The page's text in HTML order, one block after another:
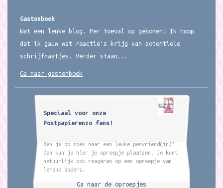
Gastenboek
Wat een leuke blog. Per toeval op gekomen! Ik hoop
dat ik gauw wat reactie's krijg van potentiele
schrijfmaatjes. Verder staan...
Ga naar gastenboek
Speciaal voor onze
Postpapierenzo fans!
Ben je op zoek naar een leuke penvriend(in)?
Dan kun je hier je oproepje plaatsen. Je kunt
natuurlijk ook reageren op een oproepje van
iemand anders.
Ga naar de oproepjes